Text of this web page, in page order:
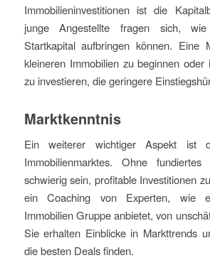
Immobilieninvestitionen ist die
junge Angestellte fragen sich,
Startkapital aufbringen können. Eine
kleineren Immobilien zu beginnen oder
zu investieren, die geringere
Marktkenntnis
Ein weiterer wichtiger Aspekt ist
Immobilienmarktes. Ohne
schwierig sein, profitable Investitionen
ein Coaching von Experten, wie
Immobilien Gruppe anbietet, von
Sie erhalten Einblicke in Markttrends
die besten Deals finden.